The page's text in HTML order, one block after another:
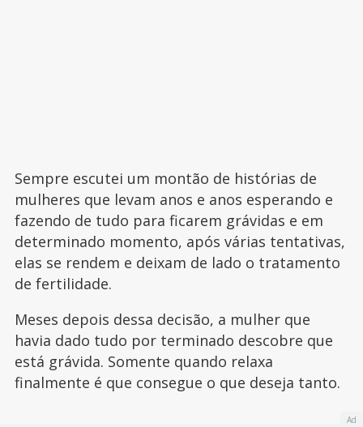
Sempre escutei um montão de histórias de
mulheres que levam anos e anos esperando e
fazendo de tudo para ficarem grávidas e em
determinado momento, após várias tentativas,
elas se rendem e deixam de lado o tratamento
de fertilidade.
Meses depois dessa decisão, a mulher que
havia dado tudo por terminado descobre que
está grávida. Somente quando relaxa
finalmente é que consegue o que deseja tanto.
Ad